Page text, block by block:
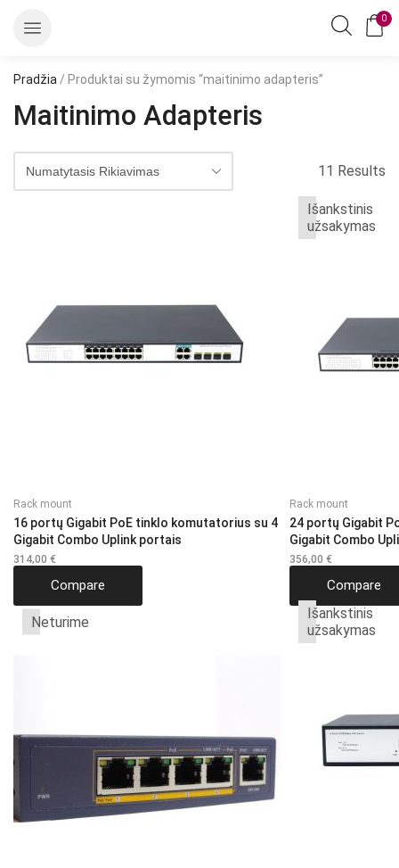
0
Pradžia / Produktai su žymomis “maitinimo adapteris”
Maitinimo Adapteris
11 Results
Rack mount
16 portų Gigabit PoE tinklo komutatorius su 4
Gigabit Combo Uplink portais
314,00 €
Compare
Išankstinis
užsakymas
Rack mount
24 portų Gigabit
Gigabit Combo
356,00 €
Compare
Neturime
Išankstinis
užsakymas